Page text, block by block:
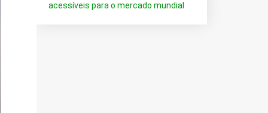
acessíveis para o mercado mundial